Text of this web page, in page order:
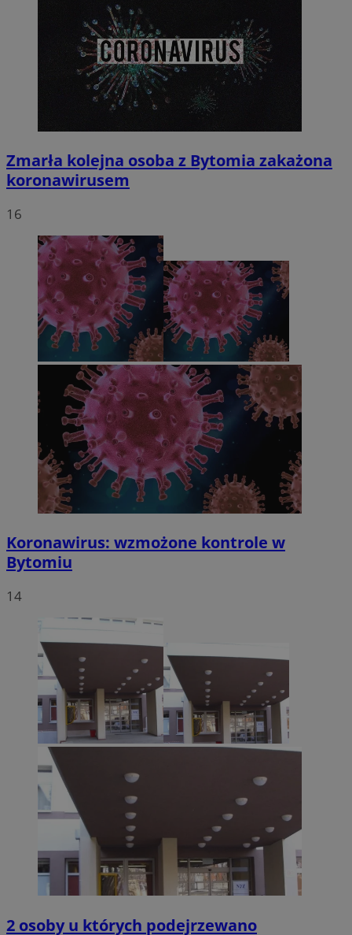
Zmarła kolejna osoba z Bytomia zakażona
koronawirusem
16
Koronawirus: wzmożone kontrole w
Bytomiu
14
2 osoby u których podejrzewano